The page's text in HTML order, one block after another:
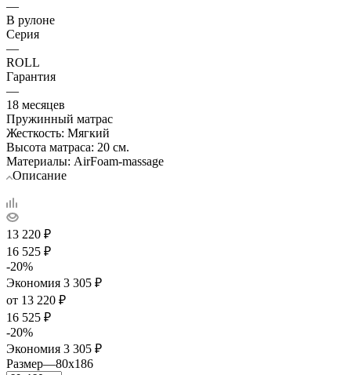
—
В рулоне
Серия
—
ROLL
Гарантия
—
18 месяцев
Пружинный матрас
Жесткость: Мягкий
Высота матраса: 20 см.
Материалы: AirFoam-massage
Описание
13 220 ₽
16 525 ₽
-20%
Экономия 3 305 ₽
от 13 220 ₽
16 525 ₽
-20%
Экономия 3 305 ₽
Размер—80x186